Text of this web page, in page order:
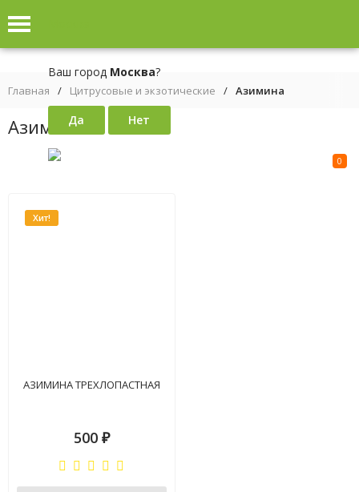
Ваш город Москва?
0
Главная / Цитрусовые и экзотические / Азимина
Азимина
Хит!
АЗИМИНА ТРЕХЛОПАСТНАЯ
500 ₽